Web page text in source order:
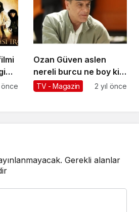
Ozan Güven aslen
nereli burcu ne boy kilo
kaç Ozan Güven evli mi
TV - Magazin 2 yıl önce
Gerekli alanlar